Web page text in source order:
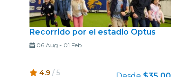
Recorrido por el estadio Optus
06 Aug - 01 Feb
4.9 / 5